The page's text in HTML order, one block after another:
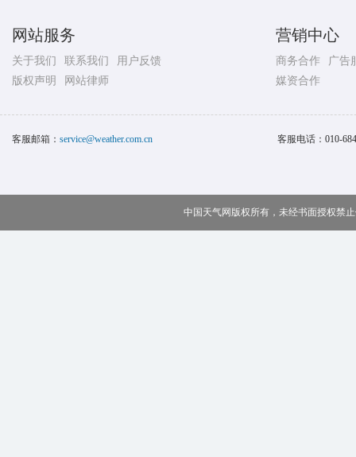
网站服务
关于我们 联系我们
用户反馈
版权声明
网站律师
营销中心
商务合作
广告
媒资合作
客服邮箱： service@weather.com.cn 客服电话： 010-
中国天气网版权所有，未经书面授权